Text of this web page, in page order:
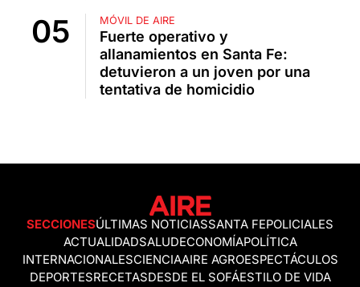
MÓVIL DE AIRE
Fuerte operativo y
allanamientos en Santa Fe:
detuvieron a un joven por una
tentativa de homicidio
SECCIONESÚLTIMAS NOTICIASSANTA FEPOLICIALES
ACTUALIDADSALUDECONOMÍAPOLÍTICA
INTERNACIONALESCIENCIAAIRE AGROESPECTÁCULOS
DEPORTESRECETASDESDE EL SOFÁESTILO DE VIDA